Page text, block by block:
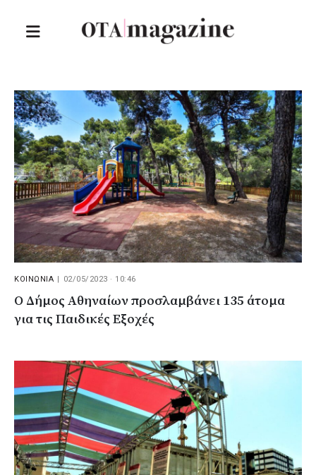
ΚΟΙΝΩΝΙΑ 02/05/2023 · 10:46
Ο Δήμος Αθηναίων προσλαμβάνει 135 άτομα
για τις Παιδικές Εξοχές